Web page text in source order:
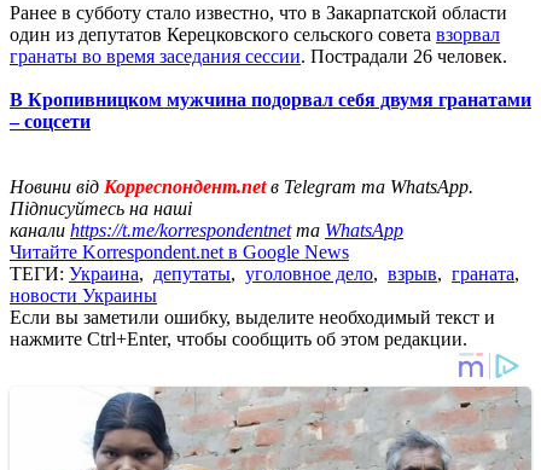
Ранее в субботу стало известно, что в Закарпатской области
один из депутатов Керецковского сельского совета взорвал
гранаты во время заседания сессии. Пострадали 26 человек.
В Кропивницком мужчина подорвал себя двумя гранатами
– соцсети
Новини від Корреспондент.netв Telegram та WhatsApp.
Підписуйтесь на наші
канали https://t.me/korrespondentnetта WhatsApp
Читайте Korrespondent.net в Google News
ТЕГИ: Украина, депутаты, уголовное дело, взрыв, граната,
новости Украины
Если вы заметили ошибку, выделите необходимый текст и
нажмите Ctrl+Enter, чтобы сообщить об этом редакции.